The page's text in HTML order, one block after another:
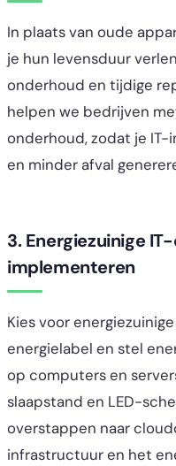
In plaats van oude
je hun levensduur
onderhoud en tijdige
helpen we bedrijven
onderhoud, zodat je IT-
en minder afval
3. Energiezuinige
implementeren
Kies voor
energielabel en stel
op computers en
slaapstand en LED-
overstappen naar
infrastructuur en het